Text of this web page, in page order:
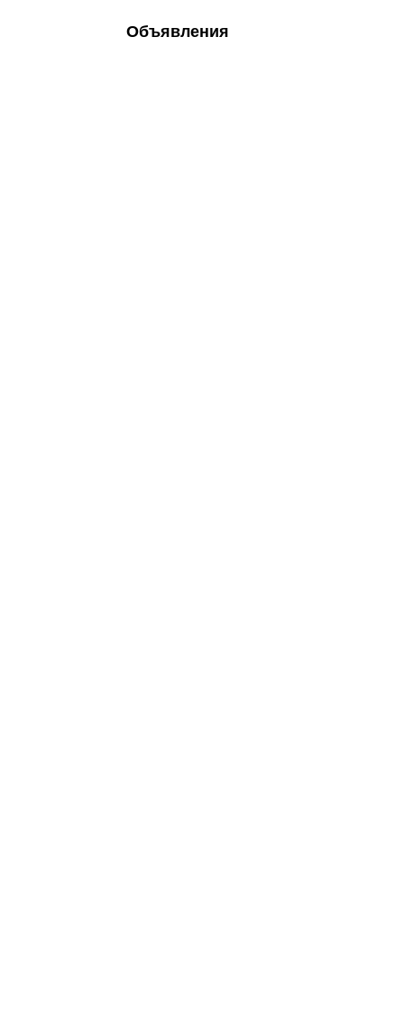
Объявления